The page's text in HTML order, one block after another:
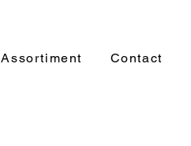
Assortiment Contact